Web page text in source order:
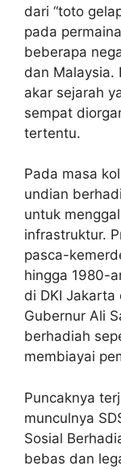
dari “toto
pada
beberapa
dan Malaysia.
akar sejarah
sempat
tertentu.
Pada masa
undian
untuk
infrastruktur.
pasca-
hingga 1980-
di DKI
Gubernur Ali
berhadiah
membiayai
Puncaknya
munculnya
Sosial
bebas dan